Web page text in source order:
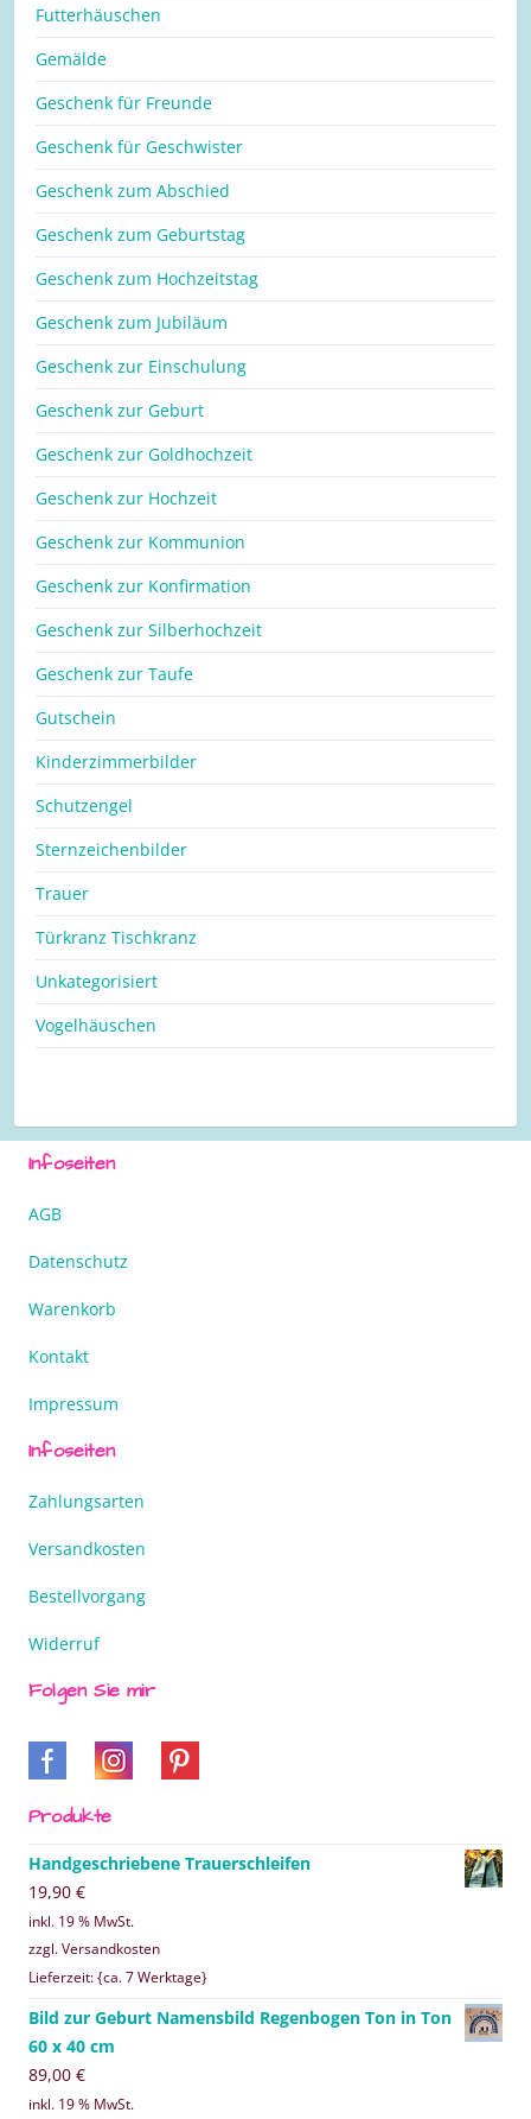
Futterhäuschen
Gemälde
Geschenk für Freunde
Geschenk für Geschwister
Geschenk zum Abschied
Geschenk zum Geburtstag
Geschenk zum Hochzeitstag
Geschenk zum Jubiläum
Geschenk zur Einschulung
Geschenk zur Geburt
Geschenk zur Goldhochzeit
Geschenk zur Hochzeit
Geschenk zur Kommunion
Geschenk zur Konfirmation
Geschenk zur Silberhochzeit
Geschenk zur Taufe
Gutschein
Kinderzimmerbilder
Schutzengel
Sternzeichenbilder
Trauer
Türkranz Tischkranz
Unkategorisiert
Vogelhäuschen
Infoseiten
AGB
Datenschutz
Warenkorb
Kontakt
Impressum
Infoseiten
Zahlungsarten
Versandkosten
Bestellvorgang
Widerruf
Folgen Sie mir
Produkte
Handgeschriebene Trauerschleifen
19,90 €
inkl. 19 % MwSt.
zzgl. Versandkosten
Lieferzeit: {ca. 7 Werktage}
Bild zur Geburt Namensbild Regenbogen Ton in Ton
60 x 40 cm
89,00 €
inkl. 19 % MwSt.